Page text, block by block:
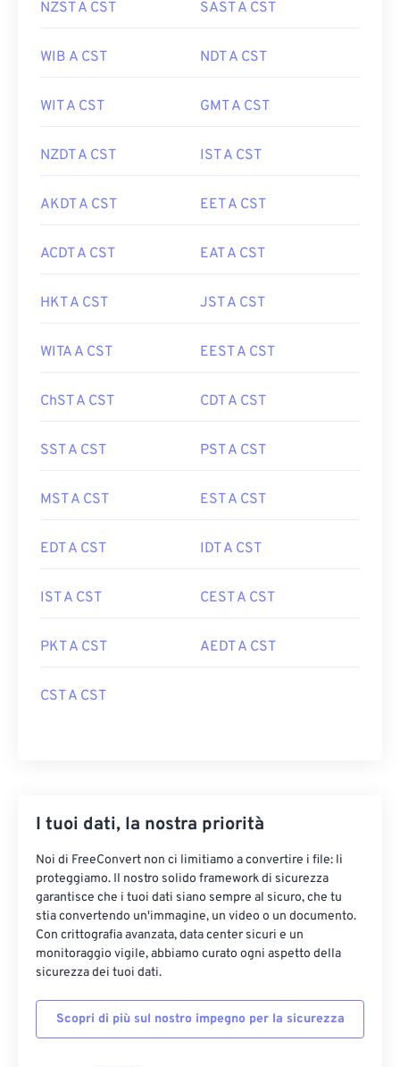
NZST A CST SAST A CST
WIB A CST NDT A CST
WIT A CST GMT A CST
NZDT A CST IST A CST
AKDT A CST EET A CST
ACDT A CST EAT A CST
HKT A CST JST A CST
WITA A CST EEST A CST
ChST A CST CDT A CST
SST A CST PST A CST
MST A CST EST A CST
EDT A CST IDT A CST
IST A CST CEST A CST
PKT A CST AEDT A CST
CST A CST
I tuoi dati, la nostra priorità
Noi di FreeConvert non ci limitiamo a convertire i file: li
proteggiamo. Il nostro solido framework di sicurezza
garantisce che i tuoi dati siano sempre al sicuro, che tu
stia convertendo un'immagine, un video o un documento.
Con crittografia avanzata, data center sicuri e un
monitoraggio vigile, abbiamo curato ogni aspetto della
sicurezza dei tuoi dati.
Scopri di più sul nostro impegno per la sicurezza